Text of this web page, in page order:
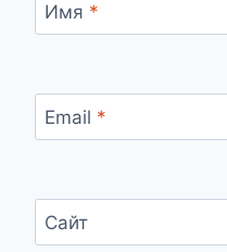
Имя *
Email *
Сайт